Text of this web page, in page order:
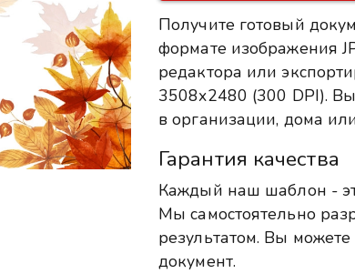
Получите готовый
формате изображения
редактора или
3508x2480 (300 DPI). Вы
в организации, дома
Гарантия качества
Каждый наш шаблон -
Мы самостоятельно
результатом. Вы
документ.